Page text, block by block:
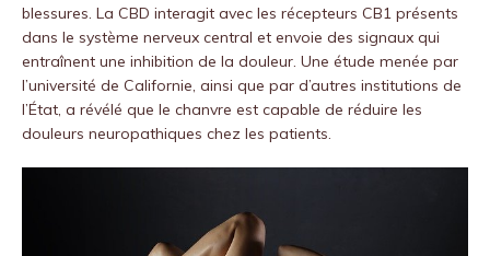
blessures. La CBD interagit avec les récepteurs CB1 présents
dans le système nerveux central et envoie des signaux qui
entraînent une inhibition de la douleur. Une étude menée par
l’université de Californie, ainsi que par d’autres institutions de
l’État, a révélé que le chanvre est capable de réduire les
douleurs neuropathiques chez les patients.